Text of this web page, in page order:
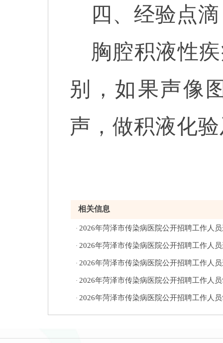
四、经验点滴
胸腔积液性
别，如果声像
声，做积液化
相关信息
· 2026年菏泽市传染病医院公开招聘工作人
· 2026年菏泽市传染病医院公开招聘工作人
· 2026年菏泽市传染病医院公开招聘工作人
· 2026年菏泽市传染病医院公开招聘工作人
· 2026年菏泽市传染病医院公开招聘工作人